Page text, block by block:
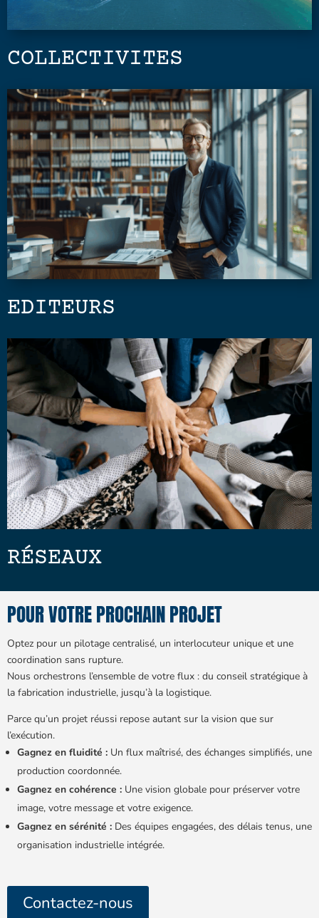
COLLECTIVITES
EDITEURS
RÉSEAUX
POUR VOTRE PROCHAIN PROJET
Optez pour un pilotage centralisé, un interlocuteur unique et une
coordination sans rupture.
Nous orchestrons l’ensemble de votre flux : du conseil stratégique à
la fabrication industrielle, jusqu’à la logistique.
Parce qu’un projet réussi repose autant sur la vision que sur
l’exécution.
Gagnez en fluidité : Un flux maîtrisé, des échanges simplifiés, une
production coordonnée.
Gagnez en cohérence : Une vision globale pour préserver votre
image, votre message et votre exigence.
Gagnez en sérénité : Des équipes engagées, des délais tenus, une
organisation industrielle intégrée.
Contactez-nous